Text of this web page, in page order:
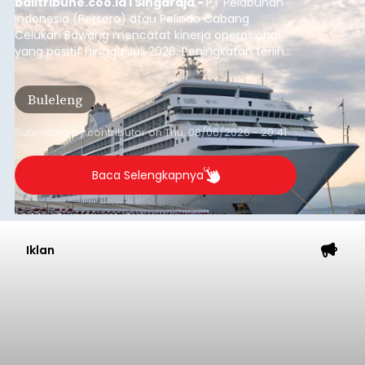
Indonesia (Persero) atau Pelindo Cabang
Celukan Bawang mencatat kinerja operasional
yang positif hingga Juli 2026. Peningkatan terlihat
dari arus kapal yang mencapai 1,48 juta Gross
Tonnage (GT), atau tumbuh 12,4 persen
dibandingkan periode yang sama tahun lalu
yang tercatat sebesar 1,32 juta GT.
Buleleng
Submitted bycontributoronThu, 08/06/2026 - 20:41
Baca Selengkapnya
Iklan